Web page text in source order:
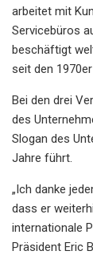
arbeitet mit
Servicebüros
beschäftigt
seit den
Bei den drei
des
Slogan des
Jahre führt.
„Ich danke
dass er
internationale
Präsident Eric